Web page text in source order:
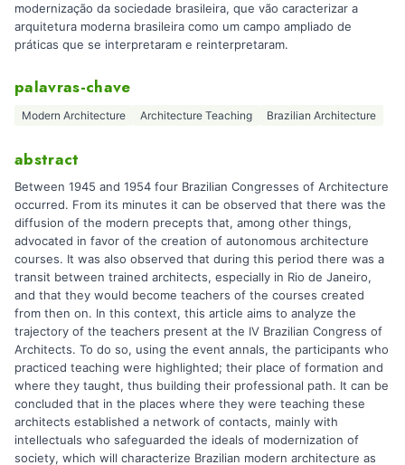
modernização da sociedade brasileira, que vão caracterizar a
arquitetura moderna brasileira como um campo ampliado de
práticas que se interpretaram e reinterpretaram.
palavras-chave
Modern Architecture Architecture Teaching Brazilian Architecture
abstract
Between 1945 and 1954 four Brazilian Congresses of Architecture
occurred. From its minutes it can be observed that there was the
diffusion of the modern precepts that, among other things,
advocated in favor of the creation of autonomous architecture
courses. It was also observed that during this period there was a
transit between trained architects, especially in Rio de Janeiro,
and that they would become teachers of the courses created
from then on. In this context, this article aims to analyze the
trajectory of the teachers present at the IV Brazilian Congress of
Architects. To do so, using the event annals, the participants who
practiced teaching were highlighted; their place of formation and
where they taught, thus building their professional path. It can be
concluded that in the places where they were teaching these
architects established a network of contacts, mainly with
intellectuals who safeguarded the ideals of modernization of
society, which will characterize Brazilian modern architecture as